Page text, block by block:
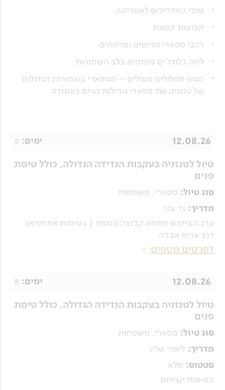
טובי המדריכים לאפריקה
קבוצות קטנות
רכבי ספארי חדישים ומרווחים
לינה בלודג'ים מפנקים בלב השמורות
מגוון מסלולים מעולים – מספארי בשמורות הגדולות
של טנזניה ועד ספארי גורילות הרים באוגנדה
טיול לטנזניה בעקבות הנדידה הגדולה, כולל טיסת
פנים
סוג טיול: ספארי, משפחות
12.08.26 ימים: 8
מדריך: גד עזר
ערב הביקוש פתחנו קבוצה נוספת | בטיסות אתיופיאן
דרך אדיס אבבה
לפרטים נוספים
טיול לטנזניה בעקבות הנדידה הגדולה, כולל טיסת
פנים
סוג טיול: ספארי, משפחות
12.08.26 ימים: 8
מדריך: ליאור שליו
סטטוס: מלא
בטיסות ישירות